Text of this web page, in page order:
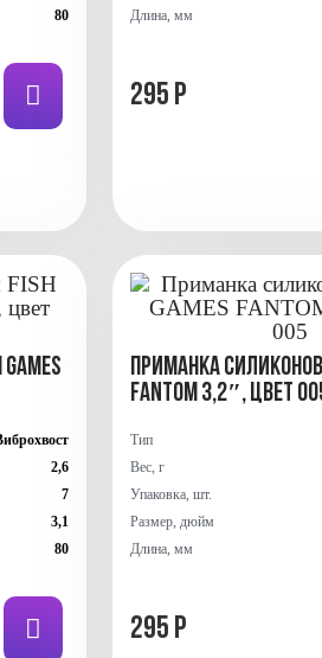
80 Длина, мм
295 Р
2,6
7
3,1
80
Приманка
FANTOM 3,2″, цвет
Тип
Вес, г
Упаковка, шт.
Размер, дюйм
Длина, мм
295 Р